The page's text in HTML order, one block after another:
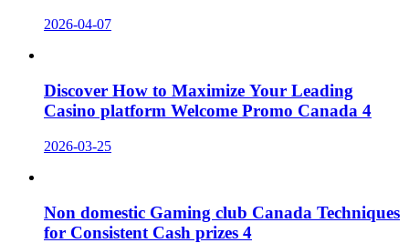
2026-04-07
Discover How to Maximize Your Leading
Casino platform Welcome Promo Canada 4
2026-03-25
Non domestic Gaming club Canada Techniques
for Consistent Cash prizes 4